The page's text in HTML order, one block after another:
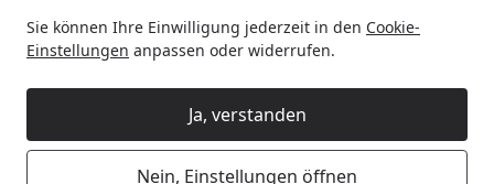
Sie können Ihre Einwilligung jederzeit in den Cookie-
Einstellungen anpassen oder widerrufen.
Ja, verstanden
Nein, Einstellungen öffnen